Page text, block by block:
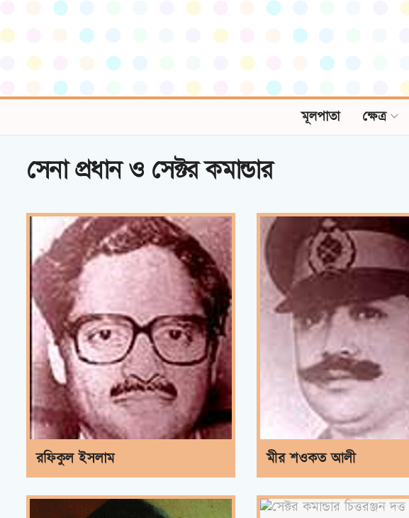
মূলপাতা ক্ষেত্র
সেনা প্রধান ও সেক্টর কমান্ডার
রফিকুল ইসলাম মীর শওকত আলী